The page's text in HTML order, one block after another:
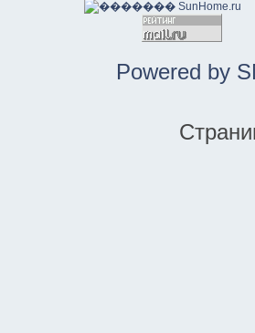
Powered by